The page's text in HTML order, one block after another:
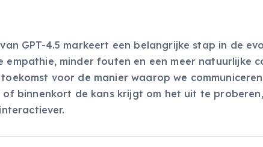
GPT-4.5 markeert een belangrijke stap in de
empathie, minder fouten en een meer natuurlijke
voor de manier waarop we
binnenkort de kans krijgt om het uit te